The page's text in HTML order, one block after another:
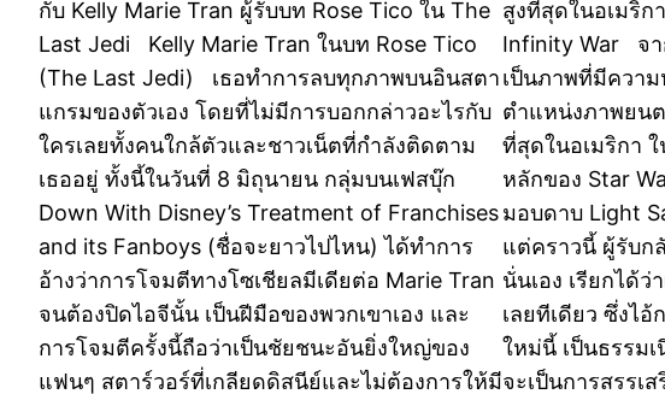
กับ Kelly Marie Tran ผู้รับบท Rose Tico ใน The
Last Jedi Kelly Marie Tran ในบท Rose Tico
(The Last Jedi) เธอทำการลบทุกภาพบนอินสตา
แกรมของตัวเอง โดยที่ไม่มีการบอกกล่าวอะไรกับ
ใครเลยทั้งคนใกล้ตัวและชาวเน็ตที่กำลังติดตาม
เธออยู่ ทั้งนี้ในวันที่ 8 มิถุนายน กลุ่มบนเฟสบุ๊ก
Down With Disney’s Treatment of Franchises
and its Fanboys (ชื่อจะยาวไปไหน) ได้ทำการ
อ้างว่าการโจมตีทางโซเชียลมีเดียต่อ Marie Tran
จนต้องปิดไอจีนั้น เป็นฝีมือของพวกเขาเอง และ
การโจมตีครั้งนี้ถือว่าเป็นชัยชนะอันยิ่งใหญ่ของ
แฟนๆ สตาร์วอร์ที่เกลียดดิสนีย์และไม่ต้องการให้มี
สูงที่สุดในอเมริก
Infinity War จา
เป็นภาพที่มีควา
ตำแหน่งภาพยน
ที่สุดในอเมริกา
หลักของ Star
มอบดาบ Light
แต่คราวนี้ ผู้รับก
นั่นเอง เรียกได้
เลยทีเดียว ซึ่งไ
ใหม่นี้ เป็นธรรม
จะเป็นการสรร